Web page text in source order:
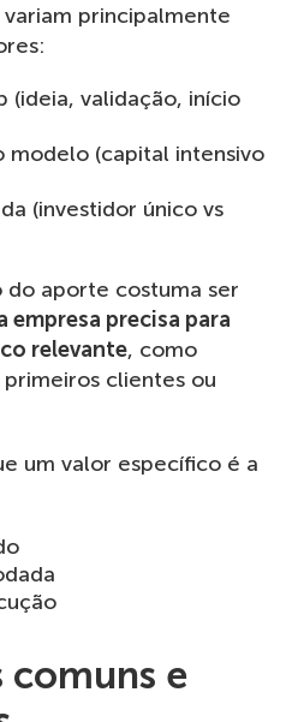
principalmente
(ideia, validação, início
modelo (capital intensivo
(investidor único vs
do aporte costuma ser
empresa precisa para
relevante, como
clientes ou
um valor específico é a
comuns e